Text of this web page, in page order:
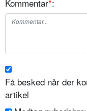
Kommentar*:
Få besked når der
artikel